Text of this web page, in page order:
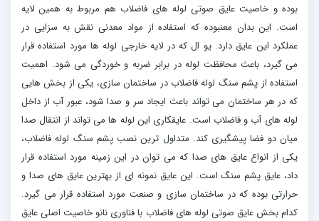
بوده و خاصیت عایق صوتی لوله های فاضلاب هم مربوط به همین لایه
است. این بدان معنبوده كه استفاده از مواد معدنی نقش به سزایی در
عملکرد این عایق دارد. یو ال كه در لایه خارجی لوله ها مورد استفاده قرار
می گیرد، باعث محافظت لوله در برابر ضربه و خوردگی می شود. اهمیت
استفاده از پشم سنگ لوله فاضلاب در ساختمان سازی، يکی از بخش هایی
كه در هر ساختمان می تواند باعث ایجاد سر و صدا شود، عبور آب از داخل
لوله های آب و فاضلاب است. عایقكاری این لوله ها می تواند از انتقال صدا
ميان دو فضا پیشگیری کند. متداول ترین نصب پشم سنگ لوله فاضلاب،
يکی از انواع عایق های صدا كه می توان در این زمینه مورد استفاده قرار
داد، عایق پشم سنگ است. این عایق نمونه ای از بهترین عایق های صدا و
حرارتی بوده كه در ساختمان سازی و صنعت مورد استفاده قرار می گیرد.
کدام بخش عایق صوتی لوله های فاضلاب با فناوری نانو خاصیت اصلی عایق